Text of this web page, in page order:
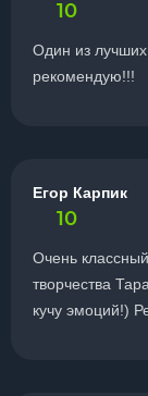
10
Один из
рекомендую!!!
Егор Карпик
10
Очень
творчества
кучу эмоций!)